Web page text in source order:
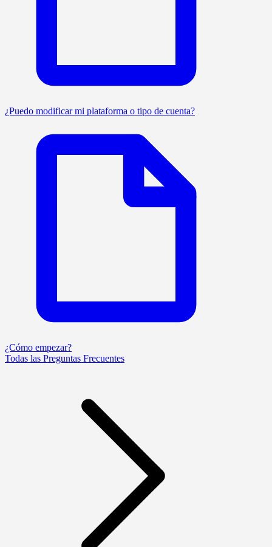
¿Puedo modificar mi plataforma o tipo de cuenta?
¿Cómo empezar?
Todas las Preguntas Frecuentes